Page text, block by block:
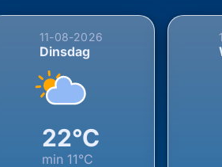
11-08-2026
Dinsdag
22°C
min11°C